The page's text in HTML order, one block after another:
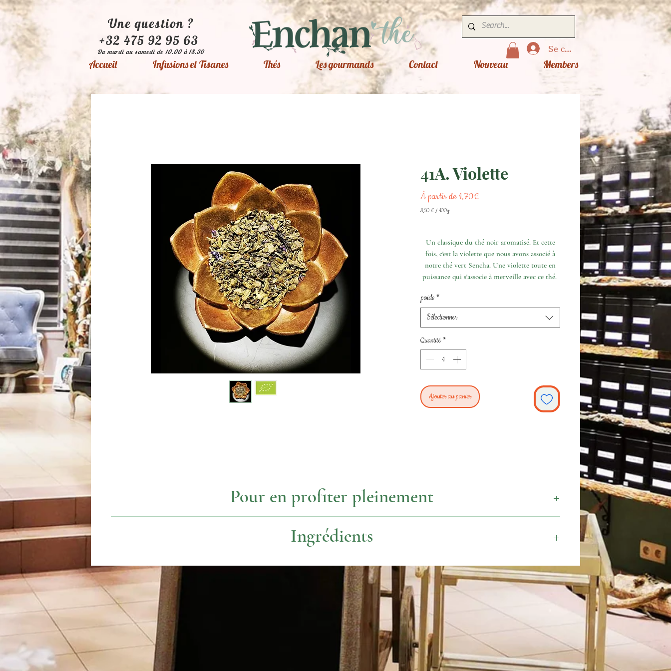
Une question ?
+32 475 92 95 63
Du mardi au samedi de 10.00 à 18.30 Se connecter
Accueil Infusions et Tisanes Thés Les gourmands Contact Nouveau Members
41A. Violette
À partir de1,70€Prix
8,50 € / 100g
100Un classique du thé noir aromatisé. Et cette
fois, c'est la violette que nous avons associé à
notre thé vert Sencha. Une violette toute en
puissance qui s'associe à merveille avec ce thé.
poids *
Sélectionner
Quantité *
Ajouter au panier
Pour en profiter pleinement
Ingrédients
Issu de l'agriculture biologique
85€/kg